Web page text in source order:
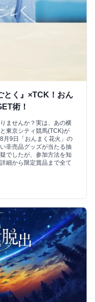
とく』×TCK！おん
術！
ませんか？実は、あの横
東京シティ競馬(TCK)が
月9日「おんまく花火」の
非売品グッズが当たる抽
でしたが、参加方法を知
細から限定賞品まで全て